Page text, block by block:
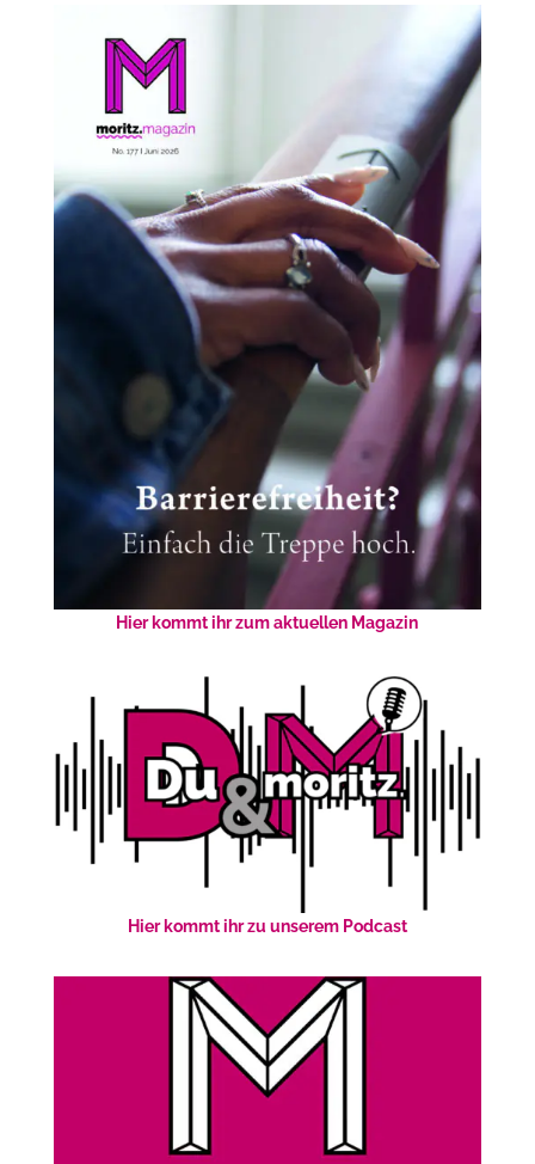
Hier kommt ihr zum aktuellen Magazin
Hier kommt ihr zu unserem Podcast